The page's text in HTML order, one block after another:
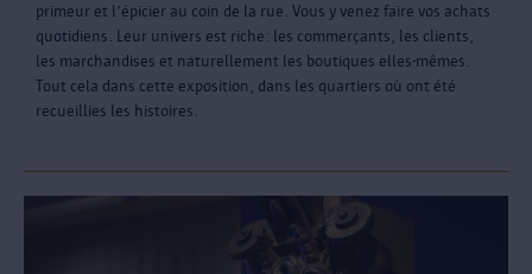
primeur et l’épicier au coin de la rue. Vous y venez faire vos achats
quotidiens. Leur univers est riche: les commerçants, les clients,
les marchandises et naturellement les boutiques elles-mêmes.
Tout cela dans cette exposition, dans les quartiers où ont été
recueillies les histoires.